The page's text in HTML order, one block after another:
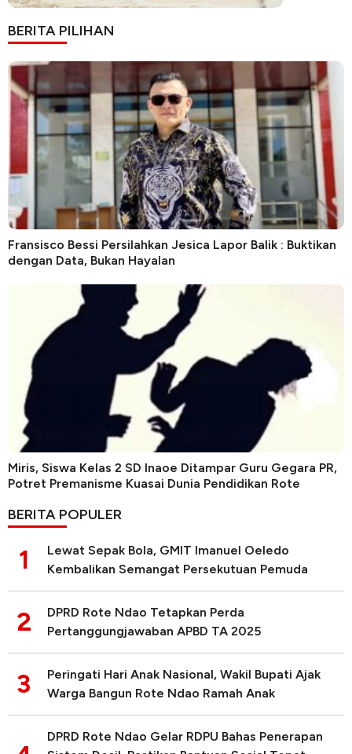
BERITA PILIHAN
Fransisco Bessi Persilahkan Jesica Lapor Balik : Buktikan
dengan Data, Bukan Hayalan
Miris, Siswa Kelas 2 SD Inaoe Ditampar Guru Gegara PR,
Potret Premanisme Kuasai Dunia Pendidikan Rote
BERITA POPULER
1
Lewat Sepak Bola, GMIT Imanuel Oeledo
Kembalikan Semangat Persekutuan Pemuda
2
DPRD Rote Ndao Tetapkan Perda
Pertanggungjawaban APBD TA 2025
3
Peringati Hari Anak Nasional, Wakil Bupati Ajak
Warga Bangun Rote Ndao Ramah Anak
DPRD Rote Ndao Gelar RDPU Bahas Penerapan